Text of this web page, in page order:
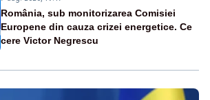
România, sub monitorizarea Comisiei
Europene din cauza crizei energetice. Ce
cere Victor Negrescu